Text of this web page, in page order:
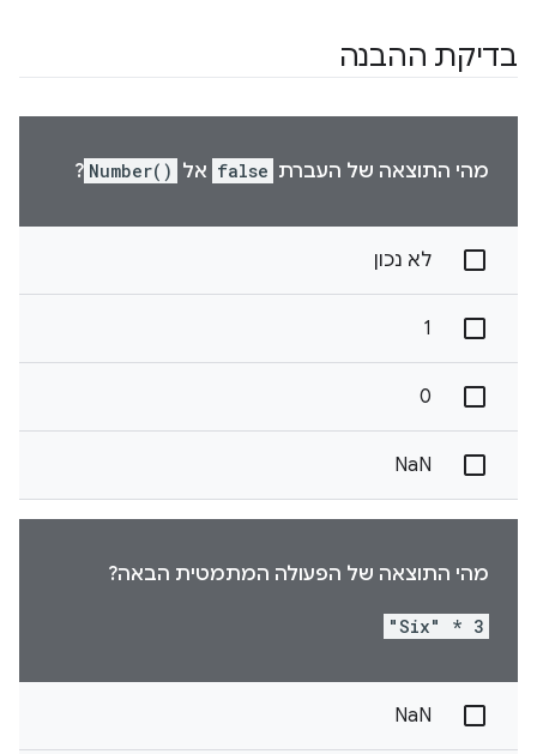
בדיקת ההבנה
מהי התוצאה של העברת false אל Number()
?
לא נכון
1
0
NaN
מהי התוצאה של הפעולה המתמטית הבאה?
"Six" * 3
NaN